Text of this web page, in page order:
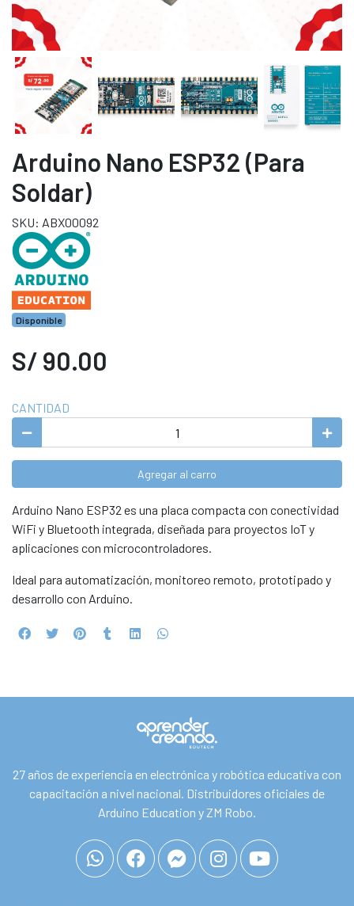
Arduino Nano ESP32 (para
Soldar)
SKU: ABX00092
Disponible
S/ 90.00
CANTIDAD
Agregar al carro
Arduino Nano ESP32 es una placa compacta con conectividad
WiFi y Bluetooth integrada, diseñada para proyectos IoT y
aplicaciones con microcontroladores.
Ideal para automatización, monitoreo remoto, prototipado y
desarrollo con Arduino.
27 años de experiencia en electrónica y robótica educativa con
capacitación a nivel nacional. Distribuidores oficiales de
Arduino Education y ZM Robo.